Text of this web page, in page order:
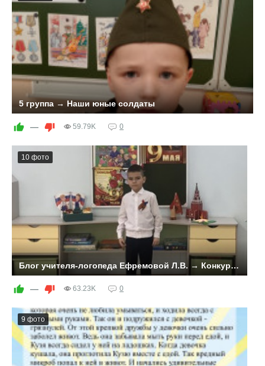
5 группа → Наши юные солдаты
— 59.79K 0
10 фото
Блог учителя-логопеда Ефремовой Л.В. → Конкурс чтецов к празднованию Дня Победы
достойно выступили на конкурсе чтецов, который был
проведен в группе 22 апреля 2025 года.
— 63.23K 0
9 фото